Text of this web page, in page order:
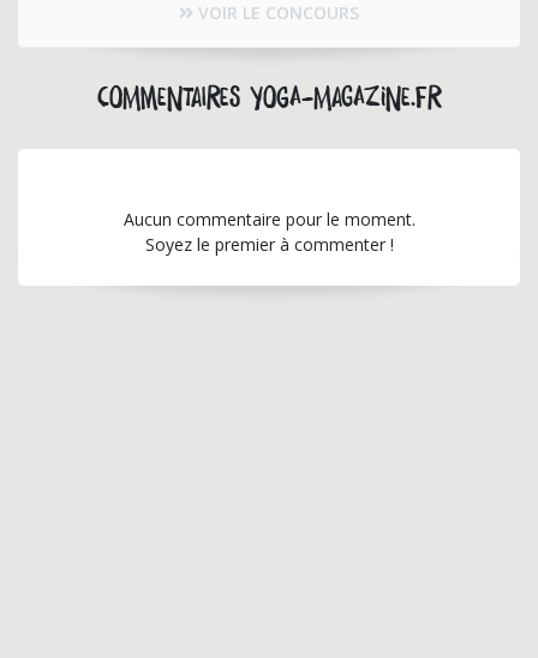
VOIR LE CONCOURS
Commentaires yoga-magazine.fr
Aucun commentaire pour le moment.
Soyez le premier à commenter !